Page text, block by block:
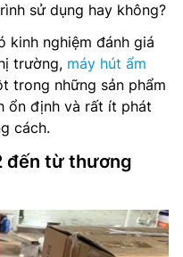
sử dụng hay không?
kinh nghiệm đánh giá
trường, máy hút ẩm
trong những sản phẩm
ổn định và rất ít phát
cách.
đến từ thương